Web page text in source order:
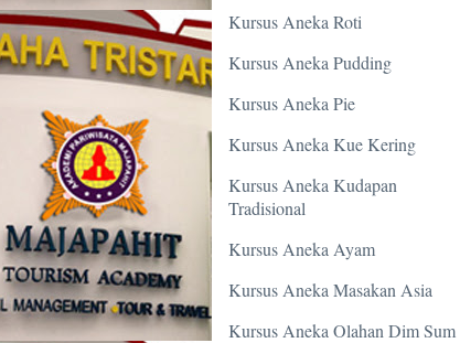
Kursus Aneka Roti
Kursus Aneka Pudding
Kursus Aneka Pie
Kursus Aneka Kue Kering
Kursus Aneka Kudapan
Tradisional
Kursus Aneka Ayam
Kursus Aneka Masakan Asia
Kursus Aneka Olahan Dim Sum